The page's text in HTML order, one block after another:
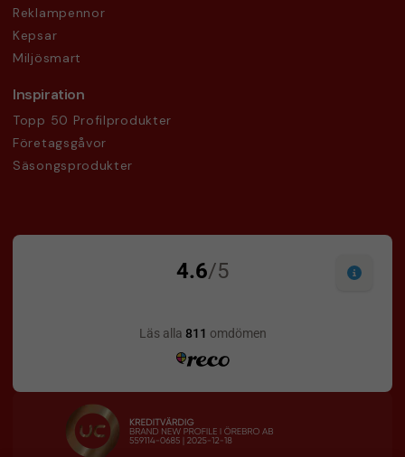
Reklampennor
Kepsar
Miljösmart
Inspiration
Topp 50 Profilprodukter
Företagsgåvor
Säsongsprodukter